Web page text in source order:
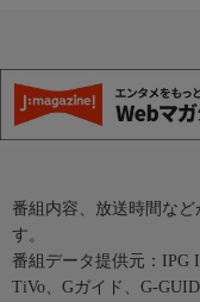
番組内容、放送時間な
す。
番組データ提供元：IPG
TiVo、Gガイド、G-